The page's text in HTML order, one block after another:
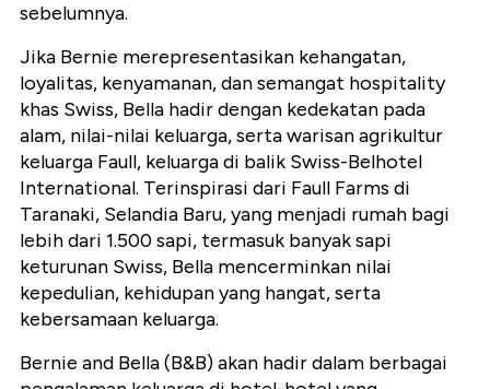
sebelumnya.
Jika Bernie merepresentasikan kehangatan,
loyalitas, kenyamanan, dan semangat hospitality
khas Swiss, Bella hadir dengan kedekatan pada
alam, nilai-nilai keluarga, serta warisan agrikultur
keluarga Faull, keluarga di balik Swiss-Belhotel
International. Terinspirasi dari Faull Farms di
Taranaki, Selandia Baru, yang menjadi rumah bagi
lebih dari 1.500 sapi, termasuk banyak sapi
keturunan Swiss, Bella mencerminkan nilai
kepedulian, kehidupan yang hangat, serta
kebersamaan keluarga.
Bernie and Bella (B&B) akan hadir dalam berbagai